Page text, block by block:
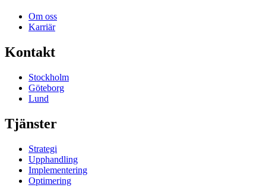
Om oss
Karriär
Kontakt
Stockholm
Göteborg
Lund
Tjänster
Strategi
Upphandling
Implementering
Optimering